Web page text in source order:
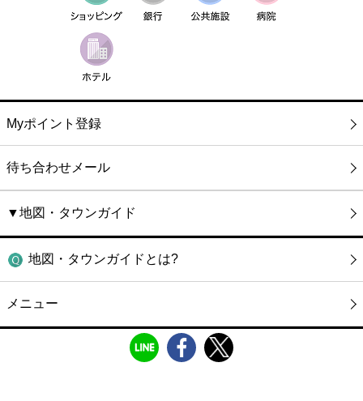
Myポイント登録
待ち合わせメール
▼地図・タウンガイド
地図・タウンガイドとは?
メニュー